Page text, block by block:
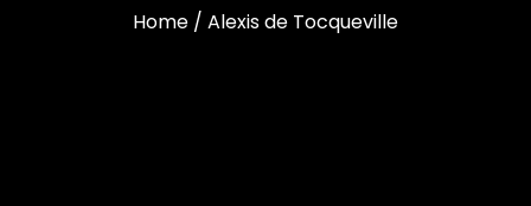
Home / Alexis de Tocqueville